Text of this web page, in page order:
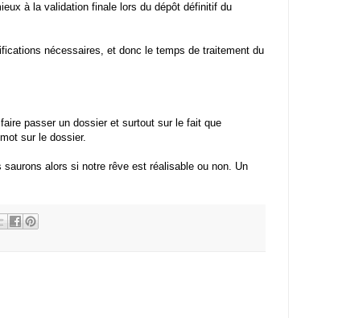
à la validation finale lors du dépôt définitif du
nécessaires, et donc le temps de traitement du
passer un dossier et surtout sur le fait que
sur le dossier.
alors si notre rêve est réalisable ou non. Un